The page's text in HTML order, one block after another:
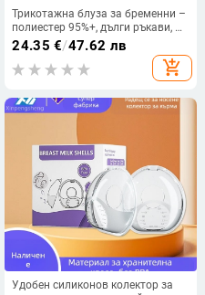
Трикотажна блуза за бременни –
полиестер 95%+, дълги ръкави, U-
образна яка, пуловер,
стандартна дължина (50–65 см)
24.35 €/47.62 лв
add_shopping_cart
Удобен силиконов колектор за